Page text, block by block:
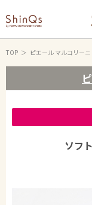
TOP ピエール マルコリーニ
ソフ